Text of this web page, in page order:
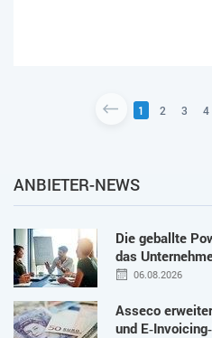
1 2 3 4
ANBIETER-NEWS
Die geballte
das
06.08.2026
Asseco
und